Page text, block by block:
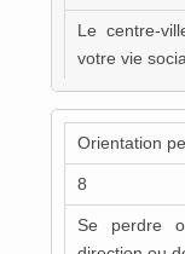
Le centre-
votre vie
Orientation
8
Se perdre